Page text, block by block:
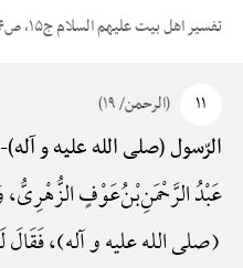
تفسیر اهل بیت علیهم السلام ج۱۵، ص۴۰۴
۱۱ (الرحمن/ ۱۹)
الرّسول (صلی الله علیه و آله)-
عَبْدُ الرَّحْمَنِ‌بْنُ‌عَوْفٍ الزُّهْرِیُّ،
(صلی الله علیه و آله)،